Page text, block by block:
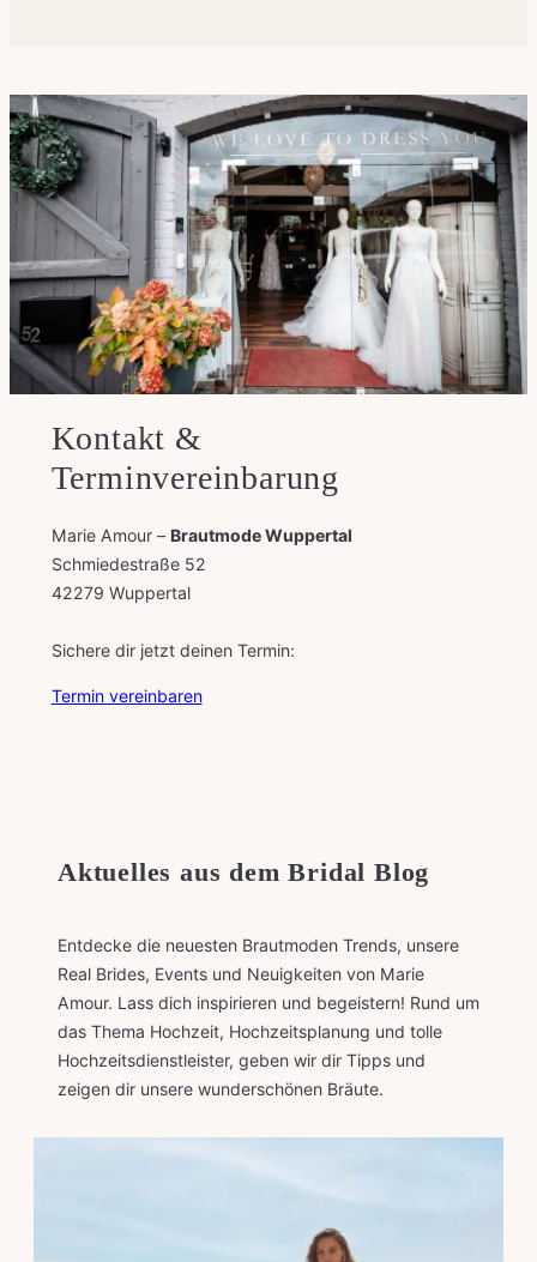
Kontakt &
Terminvereinbarung
Marie Amour – Brautmode Wuppertal
Schmiedestraße 52
42279 Wuppertal
Sichere dir jetzt deinen Termin:
Termin vereinbaren
Aktuelles aus dem Bridal Blog
Entdecke die neuesten Brautmoden Trends, unsere
Real Brides, Events und Neuigkeiten von Marie
Amour. Lass dich inspirieren und begeistern! Rund um
das Thema Hochzeit, Hochzeitsplanung und tolle
Hochzeitsdienstleister, geben wir dir Tipps und
zeigen dir unsere wunderschönen Bräute.